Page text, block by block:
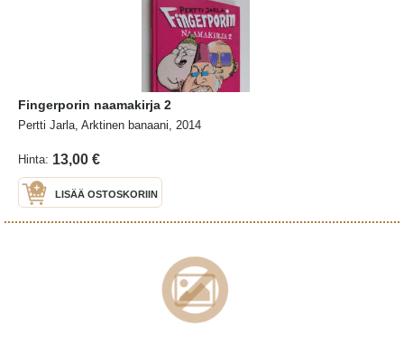
Fingerporin naamakirja 2
Pertti Jarla, Arktinen banaani, 2014
Hinta: 13,00 €
LISÄÄ OSTOSKORIIN